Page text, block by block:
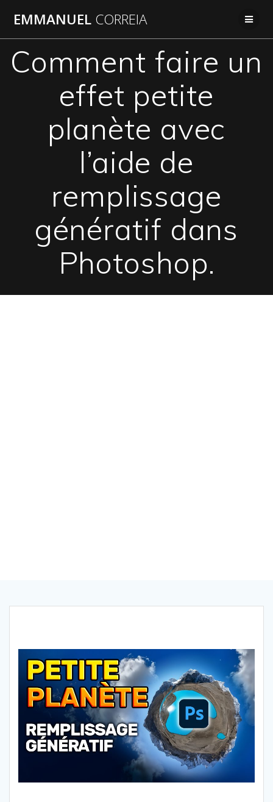
au
EMMANUEL CORREIA
Comment faire un
effet petite
planète avec
l’aide de
remplissage
génératif dans
Photoshop.